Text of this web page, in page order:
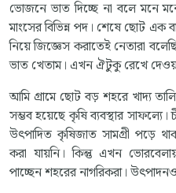
ভোজনে ভাত দিচ্ছে না বলে মনে
মাংসের বিভিন্ন পদ। শেষে ছোট এক
নিয়ে জিজ্ঞেস করাতেই নেতারা
ভাত খেতাম। এখন ঐটুকু রেখে
আমি গ্রামে ছোট বড় শহরে খাদ্য
সম্ভব হয়েছে কৃষি ব্যবস্থার
উৎপাদিত কৃষিজাত সামগ্রী পড়ে
করা যায়নি। কিন্তু এখন
পাচ্ছেন শহরের নাগরিকরা।